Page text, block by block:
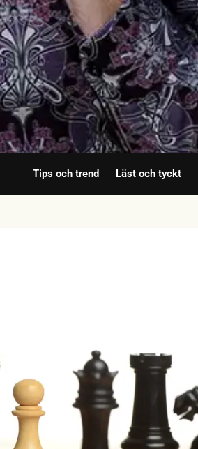
Tips och trend Läst och tyckt